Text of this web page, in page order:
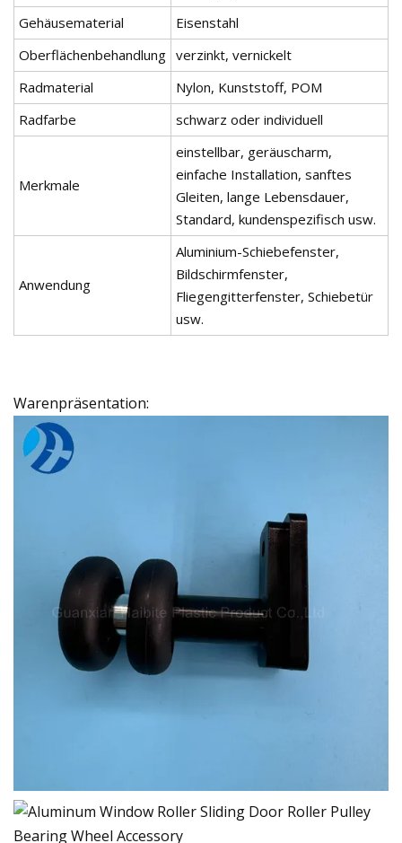
Gehäusematerial
Eisenstahl
Oberflächenbehandlung verzinkt, vernickelt
Radmaterial
Nylon, Kunststoff, POM
Radfarbe
schwarz oder individuell
Merkmale
einstellbar, geräuscharm,
einfache Installation, sanftes
Gleiten, lange Lebensdauer,
Standard, kundenspezifisch usw.
Anwendung
Aluminium-Schiebefenster,
Bildschirmfenster,
Fliegengitterfenster, Schiebetür
usw.
Warenpräsentation: